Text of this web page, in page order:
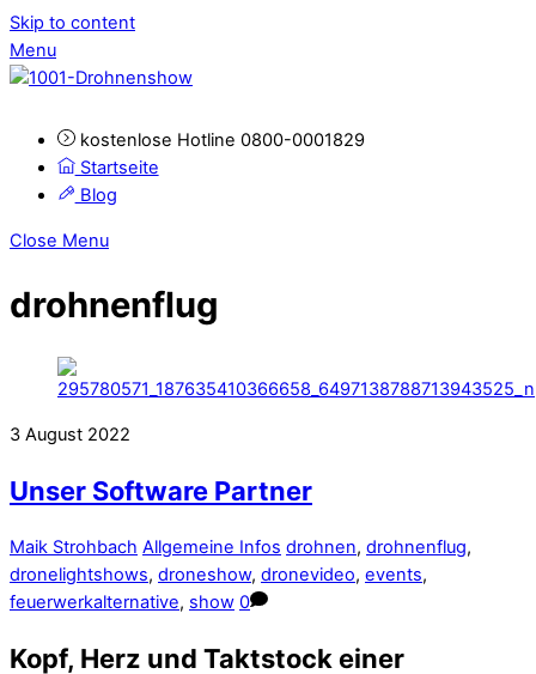
Skip to content
Menu
kostenlose Hotline 0800-0001829
Startseite
Blog
Close Menu
drohnenflug
3 August 2022
Unser Software Partner
Maik Strohbach Allgemeine Infos drohnen, drohnenflug,
dronelightshows, droneshow, dronevideo, events,
feuerwerkalternative, show 0
Kopf, Herz und Taktstock einer